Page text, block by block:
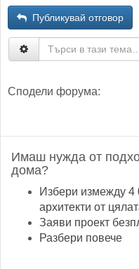
Публикувай отговор
Сподели форума:
Имаш нужда от
дома?
Избери измежду
архитекти от
Заяви проект
Разбери повече